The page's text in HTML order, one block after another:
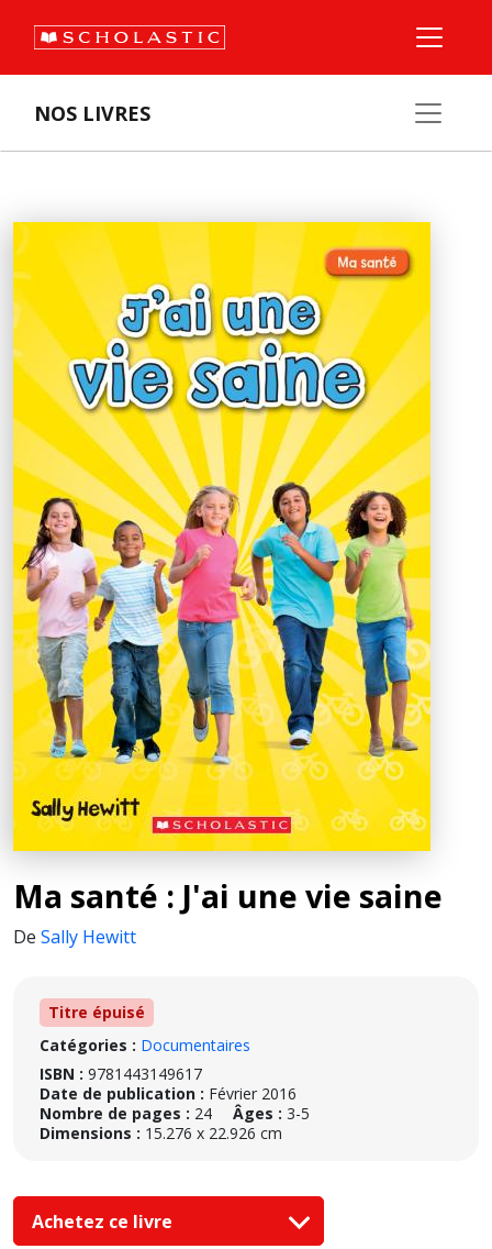
NOS LIVRES
Ma santé : J'ai une vie saine
De Sally Hewitt
Titre épuisé
Catégories : Documentaires
ISBN : 9781443149617
Date de publication : Février 2016
Nombre de pages : 24 Âges : 3-5
Dimensions : 15.276 x 22.926 cm
Achetez ce livre